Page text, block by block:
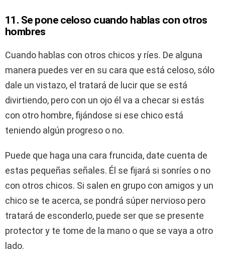
11. Se pone celoso cuando hablas con otros
hombres
Cuando hablas con otros chicos y ríes. De alguna
manera puedes ver en su cara que está celoso, sólo
dale un vistazo, el tratará de lucir que se está
divirtiendo, pero con un ojo él va a checar si estás
con otro hombre, fijándose si ese chico está
teniendo algún progreso o no.
Puede que haga una cara fruncida, date cuenta de
estas pequeñas señales. Él se fijará si sonríes o no
con otros chicos. Si salen en grupo con amigos y un
chico se te acerca, se pondrá súper nervioso pero
tratará de esconderlo, puede ser que se presente
protector y te tome de la mano o que se vaya a otro
lado.